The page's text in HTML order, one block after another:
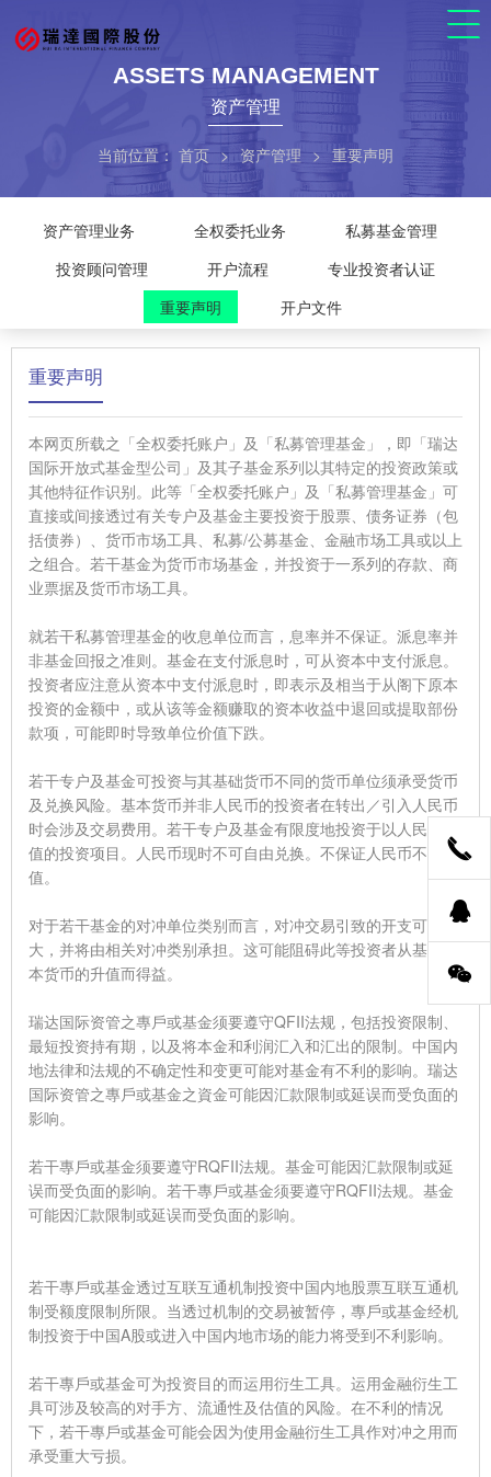
ASSETS MANAGEMENT
资产管理
当前位置： 首页 > 资产管理 > 重要声明
资产管理业务 全权委托业务
私募基金管理
投资顾问管理
开户流程
专业投资者认证
重要声明
开户文件
重要声明
本网页所载之「全权委托账户」及「私募管理基金」，即「瑞达
国际开放式基金型公司」及其子基金系列以其特定的投资政策或
其他特征作识别。此等「全权委托账户」及「私募管理基金」可
直接或间接透过有关专户及基金主要投资于股票、债务证券（包
括债券）、货币市场工具、私募/公募基金、金融市场工具或以上
之组合。若干基金为货币市场基金，并投资于一系列的存款、商
业票据及货币市场工具。
就若干私募管理基金的收息单位而言，息率并不保证。派息率并
非基金回报之准则。基金在支付派息时，可从资本中支付派息。
投资者应注意从资本中支付派息时，即表示及相当于从阁下原本
投资的金额中，或从该等金额赚取的资本收益中退回或提取部份
款项，可能即时导致单位价值下跌。
若干专户及基金可投资与其基础货币不同的货币单位须承受货币
及兑换风险。基本货币并非人民币的投资者在转出／引入人民币
时会涉及交易费用。若干专户及基金有限度地投资于以人民币定
值的投资项目。人民币现时不可自由兑换。不保证人民币不会贬
值。
对于若干基金的对冲单位类别而言，对冲交易引致的开支可能巨
大，并将由相关对冲类别承担。这可能阻碍此等投资者从基金基
本货币的升值而得益。
瑞达国际资管之專戶或基金须要遵守QFII法规，包括投资限制、
最短投资持有期，以及将本金和利润汇入和汇出的限制。中国内
地法律和法规的不确定性和变更可能对基金有不利的影响。瑞达
国际资管之專戶或基金之資金可能因汇款限制或延误而受负面的
影响。
若干專戶或基金须要遵守RQFII法规。基金可能因汇款限制或延
误而受负面的影响。若干專戶或基金须要遵守RQFII法规。基金
可能因汇款限制或延误而受负面的影响。
若干專戶或基金透过互联互通机制投资中国内地股票互联互通机
制受额度限制所限。当透过机制的交易被暂停，專戶或基金经机
制投资于中国A股或进入中国内地市场的能力将受到不利影响。
若干專戶或基金可为投资目的而运用衍生工具。运用金融衍生工
具可涉及较高的对手方、流通性及估值的风险。在不利的情况
下，若干專戶或基金可能会因为使用金融衍生工具作对冲之用而
承受重大亏损。